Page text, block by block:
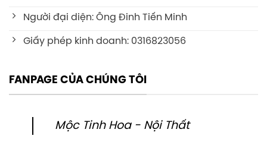
Người đại diện: Ông Đinh Tiến Minh
Giấy phép kinh doanh: 0316823056
FANPAGE CỦA CHÚNG TÔI
Mộc Tinh Hoa - Nội Thất